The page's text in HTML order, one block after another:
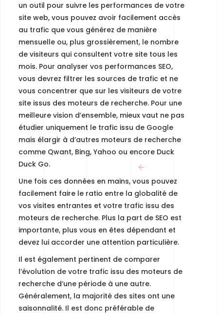
un outil pour suivre les performances de votre
site web, vous pouvez avoir facilement accès
au trafic que vous générez de manière
mensuelle ou, plus grossièrement, le nombre
de visiteurs qui consultent votre site tous les
mois.Pour analyser vos performances SEO,
vous devrez filtrer les sources de trafic et ne
vous concentrer que sur les visiteurs de votre
site issus des moteurs de recherche. Pour une
meilleure vision d’ensemble, mieux vaut ne pas
étudier uniquement le trafic issu de Google
mais élargir à d’autres moteurs de recherche
comme Qwant, Bing, Yahoo ou encore Duck
Duck Go.
Une fois ces données en mains, vous pouvez
facilement faire le ratio entre la globalité de
vos visites entrantes et votre trafic issu des
moteurs de recherche.Plus la part de SEO est
importante, plus vous en êtes dépendant et
devez lui accorder une attention particulière.
Il est également pertinent de comparer
l’évolution de votre trafic issu des moteurs de
recherche d’une période à une autre.
Généralement, la majorité des sites ont une
saisonnalité. Il est donc préférable de